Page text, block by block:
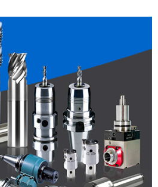
DHF-43F
Liên hệ
Đặt hàng ngay